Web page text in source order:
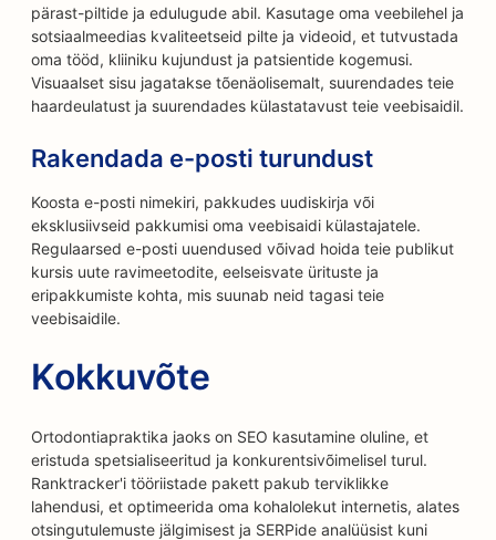
pärast-piltide ja edulugude abil. Kasutage oma veebilehel ja
sotsiaalmeedias kvaliteetseid pilte ja videoid, et tutvustada
oma tööd, kliiniku kujundust ja patsientide kogemusi.
Visuaalset sisu jagatakse tõenäolisemalt, suurendades teie
haardeulatust ja suurendades külastatavust teie veebisaidil.
Rakendada e-posti turundust
Koosta e-posti nimekiri, pakkudes uudiskirja või
eksklusiivseid pakkumisi oma veebisaidi külastajatele.
Regulaarsed e-posti uuendused võivad hoida teie publikut
kursis uute ravimeetodite, eelseisvate ürituste ja
eripakkumiste kohta, mis suunab neid tagasi teie
veebisaidile.
Kokkuvõte
Ortodontiapraktika jaoks on SEO kasutamine oluline, et
eristuda spetsialiseeritud ja konkurentsivõimelisel turul.
Ranktracker'i tööriistade pakett pakub terviklikke
lahendusi, et optimeerida oma kohalolekut internetis, alates
otsingutulemuste jälgimisest ja SERPide analüüsist kuni